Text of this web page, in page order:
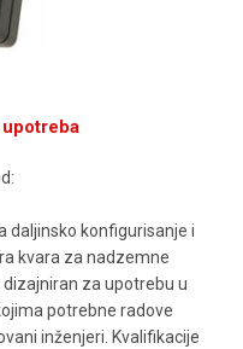
daljinsko konfigurisanje i
kvara za nadzemne
dizajniran za upotrebu u
potrebne radove
inženjeri. Kvalifikacije